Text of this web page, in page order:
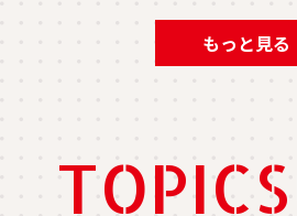
もっと見る
TOPICS